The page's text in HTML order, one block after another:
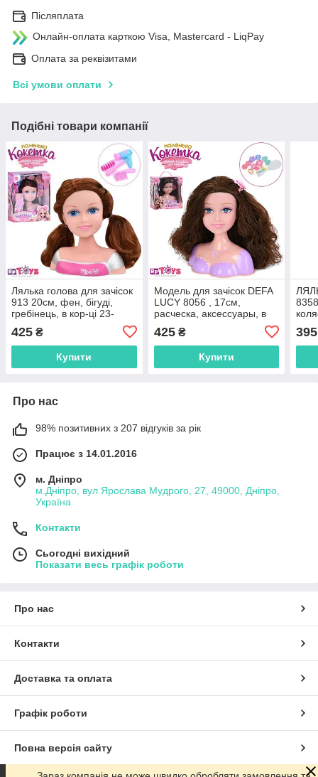
Післяплата
Онлайн-оплата карткою Visa, Mastercard - LiqPay
Оплата за реквізитами
Всі умови оплати
Подібні товари компанії
Лялька голова для зачісок
913 20см, фен, бігуді,
гребінець, в кор-ці 23-
425 ₴
Купити
Модель для зачісок DEFA
LUCY 8056 , 17см,
расческа, аксессуары, в
425₴
Купити
395
Про нас
98% позитивних з 207 відгуків за рік
Працює з 14.01.2016
м. Дніпро
м.Дніпро, вул Ярослава Мудрого, 27, 49000, Дніпро,
Україна
Контакти
Сьогодні вихідний
Показати весь графік роботи
Про нас
Контакти
Доставка та оплата
Графік роботи
Повна версія сайту